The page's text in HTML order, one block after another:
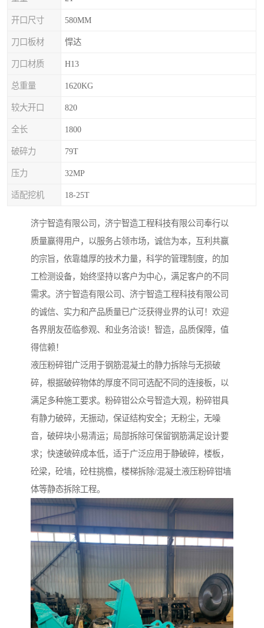
开口尺寸 580MM
刀口板材 悍达
刀口材质 H13
总重量 1620KG
较大开口 820
全长 1800
破碎力 79T
压力 32MP
适配挖机 18-25T
济宁智造有限公司，济宁智造工程科技有限公司奉行以
质量赢得用户，以服务占领市场，诚信为本，互利共赢
的宗旨，依靠雄厚的技术力量，科学的管理制度，的加
工检测设备，始终坚持以客户为中心，满足客户的不同
需求。济宁智造有限公司、济宁智造工程科技有限公司
的诚信、实力和产品质量已广泛获得业界的认可！欢迎
各界朋友莅临参观、和业务洽谈！智造，品质保障，值
得信赖！
液压粉碎钳广泛用于钢筋混凝土的静力拆除与无损破
碎，根据破碎物体的厚度不同可选配不同的连接板，以
满足多种施工要求。粉碎钳公众号智造大观，粉碎钳具
有静力破碎，无振动，保证结构安全；无粉尘，无噪
音，破碎块小易清运；局部拆除可保留钢筋满足设计要
求；快速破碎成本低，适于广泛应用于静破碎，楼板，
砼梁，砼墙，砼柱挑檐，楼梯拆除/混凝土液压粉碎钳墙
体等静态拆除工程。